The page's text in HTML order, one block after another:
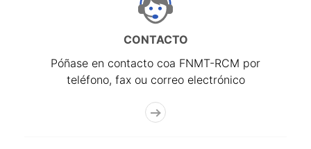
CONTACTO
Póñase en contacto coa FNMT-RCM por
teléfono, fax ou correo electrónico